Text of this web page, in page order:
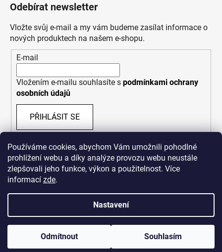
Používáme cookies, abychom Vám umožnili pohodlné
prohlížení webu a díky analýze provozu webu neustále
zlepšovali jeho funkce, výkon a použitelnost. Více
informací zde.
Nastavení
Odmítnout Souhlasím
Odebírat newsletter
Vložte svůj e-mail a my vám budeme zasílat informace o
nových produktech na našem e-shopu.
E-mail
Vložením e-mailu souhlasíte s podmínkami ochrany
osobních údajů
PŘIHLÁSIT SE
Vytvořil Shoptet
Copyright 2026
. Všechna práva
vyhrazena.